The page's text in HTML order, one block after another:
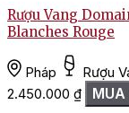
Rượu Vang
Blanches Rouge
Pháp Rượu
2.450.000 ₫ MUA